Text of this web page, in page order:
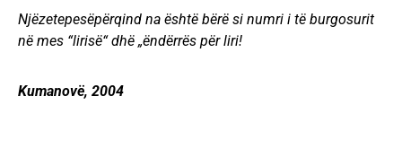
Njëzetepesëpërqind na është bërë si numri i të burgosurit
në mes “lirisë“ dhë „ëndërrës për liri!
Kumanovë, 2004